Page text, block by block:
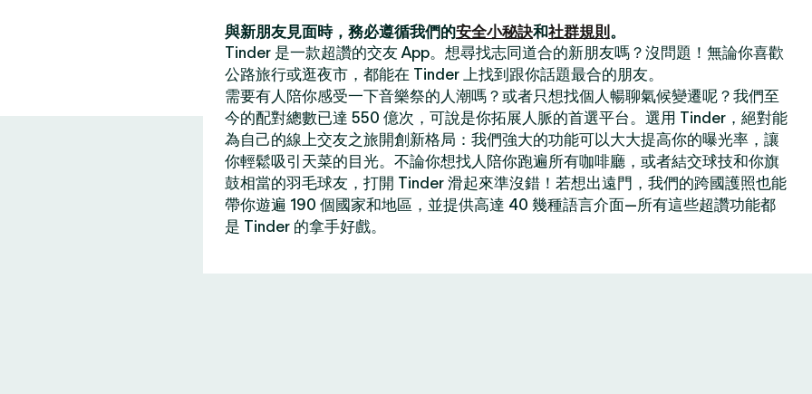
與新朋友見面時，務必遵循我們的安全小秘訣和社群規則 。
Tinder 是一款超讚的交友 App。想尋找志同道合的新朋友嗎？沒問題！無論你喜歡
公路旅行或逛夜市，都能在 Tinder 上找到跟你話題最合的朋友。
需要有人陪你感受一下音樂祭的人潮嗎？或者只想找個人暢聊氣候變遷呢？我們至
今的配對總數已達 550 億次，可說是你拓展人脈的首選平台。選用 Tinder，絕對能
為自己的線上交友之旅開創新格局：我們強大的功能可以大大提高你的曝光率，讓
你輕鬆吸引天菜的目光。不論你想找人陪你跑遍所有咖啡廳，或者結交球技和你旗
鼓相當的羽毛球友，打開 Tinder 滑起來準沒錯！若想出遠門，我們的跨國護照也能
帶你遊遍 190 個國家和地區，並提供高達 40 幾種語言介面—所有這些超讚功能都
是 Tinder 的拿手好戲。